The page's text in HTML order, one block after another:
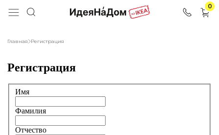
0
Главная Регистрация
Регистрация
Имя
Фамилия
Отчество